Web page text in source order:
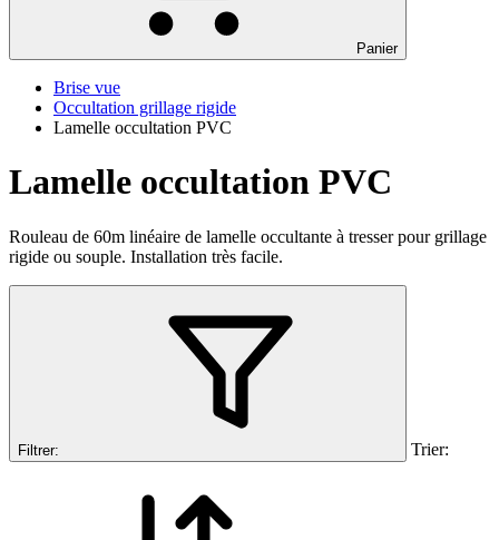
Panier
Brise vue
Occultation grillage rigide
Lamelle occultation PVC
Lamelle occultation PVC
Rouleau de 60m linéaire de lamelle occultante à tresser pour grillage
rigide ou souple. Installation très facile.
Filtrer: Trier: